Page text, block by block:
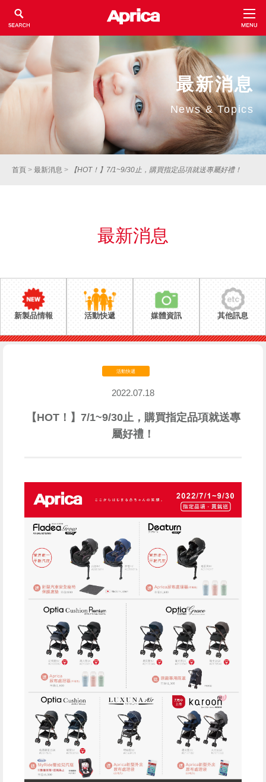
最新消息
News & Topics
首頁 > 最新消息 > 【HOT！】7/1~9/30止，購買指定品項就送專屬好禮！
最新消息
新製品情報 活動快遞 媒體資訊 其他訊息
活動快遞
2022.07.18
【HOT！】7/1~9/30止，購買指定品項就送專
屬好禮！